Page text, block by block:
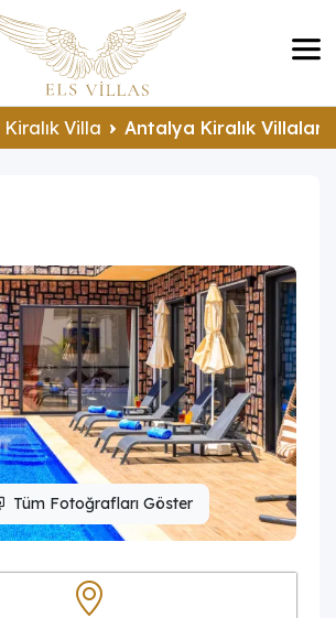
Kiralık Villa Antalya Kiralık Villalar
Tüm Fotoğrafları Göster